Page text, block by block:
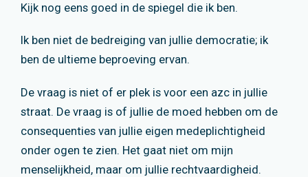
Kijk nog eens goed in de spiegel die ik ben.
Ik ben niet de bedreiging van jullie democratie; ik
ben de ultieme beproeving ervan.
De vraag is niet of er plek is voor een azc in jullie
straat. De vraag is of jullie de moed hebben om de
consequenties van jullie eigen medeplichtigheid
onder ogen te zien. Het gaat niet om mijn
menselijkheid, maar om jullie rechtvaardigheid.